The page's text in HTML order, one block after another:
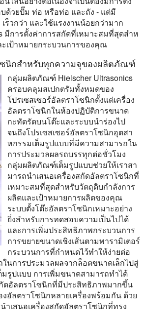
ด้วยปั๊ม ท่อ หรือท่อ และถัง - แต่มี
ร็วกว่า และใช้แรงงานน้อยกว่ามาก
มีการตั้งค่าการสกัดที่เหมาะสมที่สุดสําห
เป้าหมายกระบวนการของคุณ
ซนิกสําหรับทุกความจุของผลิตภัณฑ์
กลุ่มผลิตภัณฑ์ Hielscher Ultrasonics
ครอบคลุมสเปกตรัมทั้งหมดของ
โปรเซสเซอร์อัลตราโซนิกตั้งแต่เครื่อง
อัลตราโซนิกในห้องปฏิบัติการขนาด
กะทัดรัดบนโต๊ะและระบบนําร่องไป
จนถึงโปรเซสเซอร์อัลตราโซนิกอุตสา
หกรรมเต็มรูปแบบที่มีความสามารถใน
การประมวลผลรถบรรทุกต่อชั่วโมง
กลุ่มผลิตภัณฑ์เต็มรูปแบบช่วยให้เราสา
มารถนําเสนอเครื่องสกัดอัลตราโซนิกที่
เหมาะสมที่สุดสําหรับวัตถุดิบกําลังการ
ผลิตและเป้าหมายการผลิตของคุณ
ระบบตั้งโต๊ะอัลตราโซนิกเหมาะอย่าง
ยิ่งสําหรับการทดสอบความเป็นไปได้
และการเพิ่มประสิทธิภาพกระบวนการ
การขยายขนาดเชิงเส้นตามพารามิเตอร์
กระบวนการที่กําหนดไว้ทําให้ง่ายต่อ
นการประมวลผลจากล็อตขนาดเล็กไปสู่
รูปแบบ การเพิ่มขนาดสามารถทําได้
ดอัลตราโซนิกที่มีประสิทธิภาพมากขึ้น
อัลตราโซนิกหลายเครื่องพร้อมกัน ด้วย
าเสนอเครื่องสกัดอัลตราโซนิกที่ทรง